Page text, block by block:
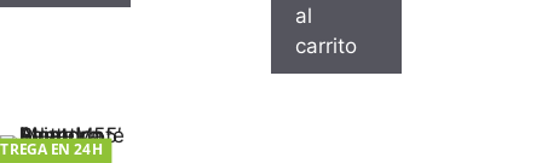
al
carrito
EN 24H